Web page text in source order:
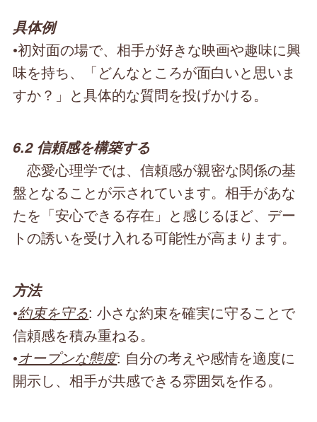
具体例
•初対面の場で、相手が好きな映画や趣味に興
味を持ち、「どんなところが面白いと思いま
すか？」と具体的な質問を投げかける。
6.2 信頼感を構築する
恋愛心理学では、信頼感が親密な関係の基
盤となることが示されています。相手があな
たを「安心できる存在」と感じるほど、デー
トの誘いを受け入れる可能性が高まります。
方法
•約束を守る: 小さな約束を確実に守ることで
信頼感を積み重ねる。
•オープンな態度: 自分の考えや感情を適度に
開示し、相手が共感できる雰囲気を作る。